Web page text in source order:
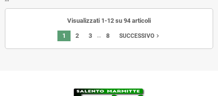
Visualizzati 1-12 su 94 articoli
1 2 3 … 8 SUCCESSIVOnavigate_next